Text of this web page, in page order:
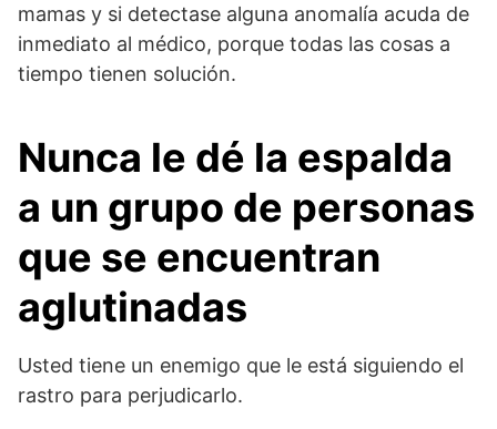
mamas y si detectase alguna anomalía acuda de
inmediato al médico, porque todas las cosas a
tiempo tienen solución.
Nunca le dé la espalda
a un grupo de personas
que se encuentran
aglutinadas
Usted tiene un enemigo que le está siguiendo el
rastro para perjudicarlo.